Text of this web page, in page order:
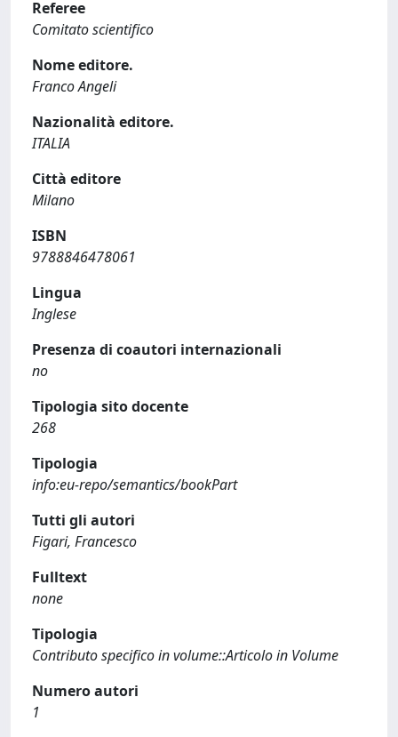
Referee
Comitato scientifico
Nome editore.
Franco Angeli
Nazionalità editore.
ITALIA
Città editore
Milano
ISBN
9788846478061
Lingua
Inglese
Presenza di coautori internazionali
no
Tipologia sito docente
268
Tipologia
info:eu-repo/semantics/bookPart
Tutti gli autori
Figari, Francesco
Fulltext
none
Tipologia
Contributo specifico in volume::Articolo in Volume
Numero autori
1